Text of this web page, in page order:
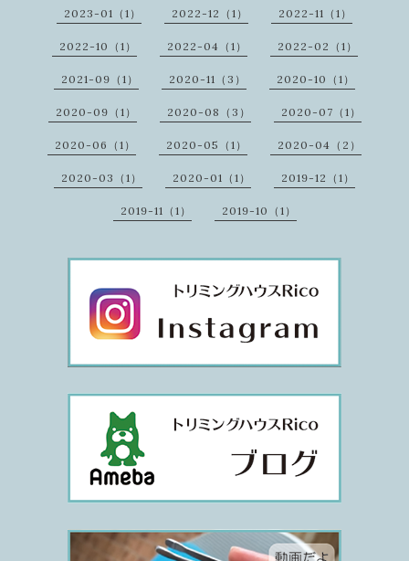
2023-01（1） 2022-12（1） 2022-11（1）
2022-10（1） 2022-04（1） 2022-02（1）
2021-09（1） 2020-11（3） 2020-10（1）
2020-09（1） 2020-08（3） 2020-07（1）
2020-06（1） 2020-05（1） 2020-04（2）
2020-03（1） 2020-01（1） 2019-12（1）
2019-11（1） 2019-10（1）